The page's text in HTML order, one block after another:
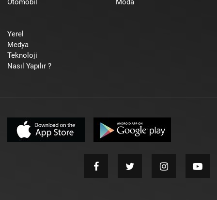
Otomobil
Moda
Yerel
Medya
Teknoloji
Nasıl Yapılır ?